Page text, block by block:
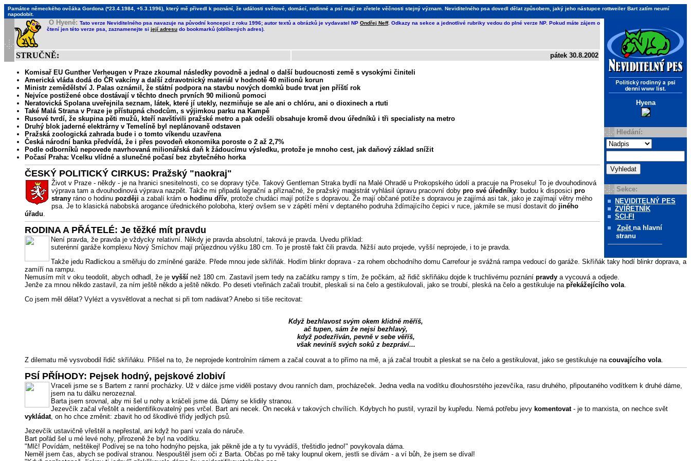
Památce německého ovčáka Gordona (*23.4.1984, +5.3.1996), který mě přivedl k poznání, že události světové, domácí, rodinné a psí mají ze zřetele věčnosti stejný význam. Neviditelného psa dovedl dělat způsobem, jaký jeho nástupce rottweiler Bart zatím neumí
napodobit.
Hyena
Hledání:
Sekce:
NEVIDITELNÝ PES
ZVÍŘETNÍK
SCI-FI
Zpět na hlavní
stranu
O Hyeně: Tato verze Neviditelného psa navazuje na původní koncepci z roku 1996; autor textů a obrázků je vydavatel NP Ondřej Neff. Odkazy na sekce a jednotlivé rubriky vedou do plné verze NP. Pokud máte zájem o
čtení jen této verze psa, zaznamenejte si její adresu do bookmarků (oblíbených adres).
STRUČNĚ: pátek 30.8.2002
Komisař EU Gunther Verheugen v Praze zkoumal následky povodně a jednal o další budoucnosti země s vysokými činiteli
Americká vláda dodá do ČR vakcíny a další zdravotnický materiál v hodnotě 40 milionů korun
Ministr zemědělství J. Palas oznámil, že státní podpora na stavbu nových domků bude trvat jen příští rok
Nejvíce postižené obce dostávají v těchto dnech prvních 90 milionů pomoci
Neratovická Spolana uveřejnila seznam, látek, které jí utekly, nezmiňuje se ale ani o chlóru, ani o dioxinech a rtuti
Také Malá Strana v Praze je přístupná chodcům, s výjimkou parku na Kampě
Rusové tvrdí, že skupina pěti mužů, kteří navštívili pražské metro a pak odešli obsahuje kromě dvou úředníků i tři specialisty na metro
Druhý blok jaderné elektrárny v Temelíně byl neplánovaně odstaven
Pražská zoologická zahrada bude i o tomto víkendu uzavřena
Česká národní banka předvídá, že i přes povodeň ekonomika poroste o 2 až 2,7%
Podle odborníků nepovede navrhovaná milionářská daň k žádoucímu výsledku, protože je mnoho cest, jak daňový základ snížit
Počasí Praha: Vcelku vlídné a slunečné počasí bez zbytečného horka
ČESKÝ POLITICKÝ CIRKUS: Pražský "naokraj"
Život v Praze - někdy - je na hranici snesitelnosti, co se dopravy týče. Takový Gentleman Straka bydlí na Malé Ohradě u Prokopského údolí a pracuje na Proseku! To je dvouhodinová
výprava tam a dvouhodinová výprava nazpět. Takže mi připadá legrační a příznačné, že pražský magistrát vyhlásil úpravu pracovní doby pro své úředníky: budou k disposici pro
strany ráno o hodinu později a zabalí krám o hodinu dřív, protože chudáci mají potíže s dopravou. Že mají občané potíže s dopravou je zajjímá asi tak, jako je zajímají větry mého
psa. Je to klasická nabobská arogance úřednického poloboha, který ovšem se v zápětí mění v deptaného podruha ždímajícího čepici v ruce, jakmile se musí dostavit do jiného
úřadu.
RODINA A PŘÁTELÉ: Je těžké mít pravdu
Není pravda, že pravda je vždycky relativní. Někdy je pravda absolutní, taková je pravda. Uvedu příklad:
suterénní garáže komplexu Nový Smíchov mají průjezdnou výšku 180 cm. To je prostě fakt čili pravda. Nižší auto projede, vyšší neprojede, i to je pravda.
Takže jedu Radlickou a směřuju do zmíněné garáže. Přede mnou jede skříňák. Hodím blinkr doprava - za rohem obchodního domu Carrefour je svážná rampa vedoucí do garáže. Skříňák taky hodí blinkr doprava, a
zamíří na rampu.
Nemusím mít v oku teodolit, abych odhadl, že je vyšší než 180 cm. Zastavil jsem tedy na začátku rampy s tím, že počkám, až řidič skříňáku dojde k truchlivému poznání pravdy a vycouvá a odjede.
Jenže za mnou někdo zastavil, za ním ještě někdo a ještě někdo. Po deseti vteřinách začali troubit, pleskali si na čelo a gestikulovali, jako se troubí, pleská na čelo a gestikuluje na překážejícího vola.
Co jsem měl dělat? Vylézt a vysvětlovat a nechat si při tom nadávat? Anebo si tiše recitovat:
Když bezhlavost svým okem klidně měříš,
ač tupen, sám že nejsi bezhlavý,
když podezříván, pevně v sebe věříš,
však neviníš svých soků z bezpráví...
Z dilematu mě vysvobodil řidič skříňáku. Přišel na to, že neprojede kontrolním rámem a začal couvat a to přímo na mě, a já začal troubit a pleskat se na čelo a gestikulovat, jako se gestikuluje na couvajícího vola.
PSÍ PŘÍHODY: Pejsek hodný, pejskové zlobiví
Vraceli jsme se s Bartem z ranní procházky. Už v dálce jsme viděli postavy dvou ranních dam, procházeček. Jedna vedla na vodítku dlouhosrstého jezevčíka, rasu druhého, připoutaného vodítkem k druhé dáme,
jsem na tu dálku nerozeznal.
Barta jsem srovnal, aby mi šel u nohy a kráčeli jsme dá. Dámy se klidily stranou.
Jezevčík začal vřeštět a neidentifikovatelný pes vrčel. Bart ani necek. On neceká v takových chvílích. Kdybych ho pustil, vyrazil by kupředu. Nemá potřebu jevy komentovat- je to marxista, on nechce svět
vykládat, on ho chce změnit: zbavit ho od škodlivé třídy jedlých psů.
Jezevčík ustavičně vřeštěl a nepřestal, ani když ho paní vzala do náruče.
Bart pořád šel u mé levé nohy, přirozeně že byl na vodítku.
"Mlč! Povídám, neštěkej! Podívej se na toho hodnýho pejska, jak pěkně jde a ty tu vyvádíš, třeštidlo jedno!" povykovala dáma.
Neměl jsem čas, abych se podíval stranou. Nespouštěl jsem oči z Barta. Občas po mě taky loupnul okem, jestli se dívám - a ví bůh, že jsem se díval!